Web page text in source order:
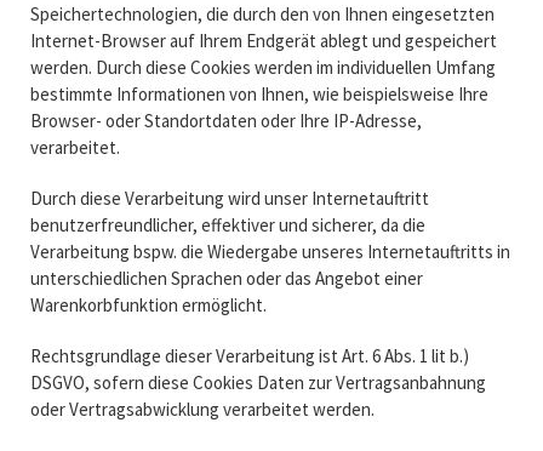
Speichertechnologien, die durch den von Ihnen eingesetzten
Internet-Browser auf Ihrem Endgerät ablegt und gespeichert
werden. Durch diese Cookies werden im individuellen Umfang
bestimmte Informationen von Ihnen, wie beispielsweise Ihre
Browser- oder Standortdaten oder Ihre IP-Adresse,
verarbeitet.
Durch diese Verarbeitung wird unser Internetauftritt
benutzerfreundlicher, effektiver und sicherer, da die
Verarbeitung bspw. die Wiedergabe unseres Internetauftritts in
unterschiedlichen Sprachen oder das Angebot einer
Warenkorbfunktion ermöglicht.
Rechtsgrundlage dieser Verarbeitung ist Art. 6 Abs. 1 lit b.)
DSGVO, sofern diese Cookies Daten zur Vertragsanbahnung
oder Vertragsabwicklung verarbeitet werden.